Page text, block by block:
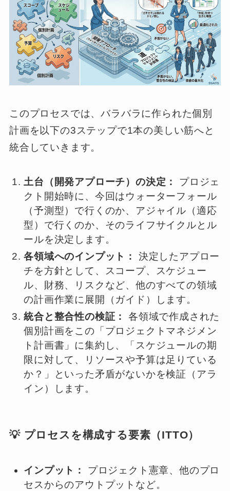
このプロセスでは、バラバラに作られた個別
計画を以下の3ステップで1本の美しい筋へと
統合していきます。
土台（開発アプローチ）の決定：
プロジェ
クト開始時に、今回はウォーターフォール
（予測型）で行くのか、アジャイル（適応
型）で行くのか、そのライフサイクルとル
ールを決定します。
各領域へのインプット：
決定したアプロー
チを方針として、スコープ、スケジュー
ル、財務、リスクなど、他のすべての領域
の計画作業に展開（ガイド）します。
統合と整合性の検証：
各領域で作成された
個別計画をこの「プロジェクトマネジメン
ト計画書」に集約し、「スケジュールの期
限に対して、リソースや予算は足りている
か？」といった矛盾がないかを検証（アラ
イン）します。
💡 プロセスを構成する要素（ITTO）
インプット：
プロジェクト憲章、他のプロ
セスからのアウトプットなど。